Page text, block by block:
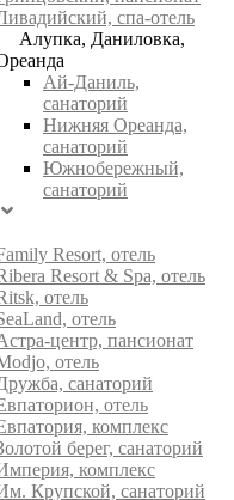
спа-отель
Алупка, Даниловка,
Ай-Даниль,
санаторий
Нижняя Ореанда,
санаторий
Южнобережный,
санаторий
Resort, отель
Resort & Spa, отель
отель
отель
центр, пансионат
отель
санаторий
отель
комплекс
берег, санаторий
комплекс
Крупской, санаторий